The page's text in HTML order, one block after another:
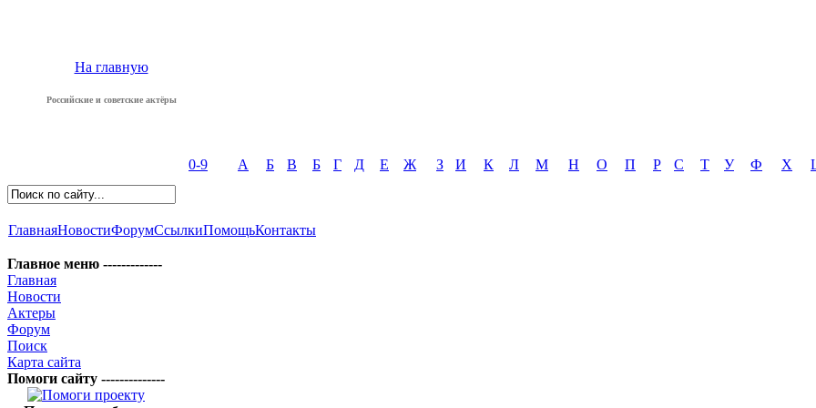
На главную
Российские и советские актёры
0-9 А Б В Б Г Д Е Ж З И К Л М Н О П Р С Т У Ф Х
ГлавнаяНовостиФорумСсылкиПомощьКонтакты
Главное меню -------------
Главная
Новости
Актеры
Форум
Поиск
Карта сайта
Помоги сайту --------------